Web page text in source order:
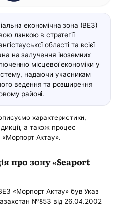
економічна зона (ВЕЗ)
ланкою в стратегії
області та всієї
на залучення іноземних
місцевої економіки у
надаючи учасникам
ведення та розширення
районі.
характеристики,
а також процес
«Морпорт Актау».
про зону «Seaport
«Морпорт Актау» був Указ
№853 від 26.04.2002